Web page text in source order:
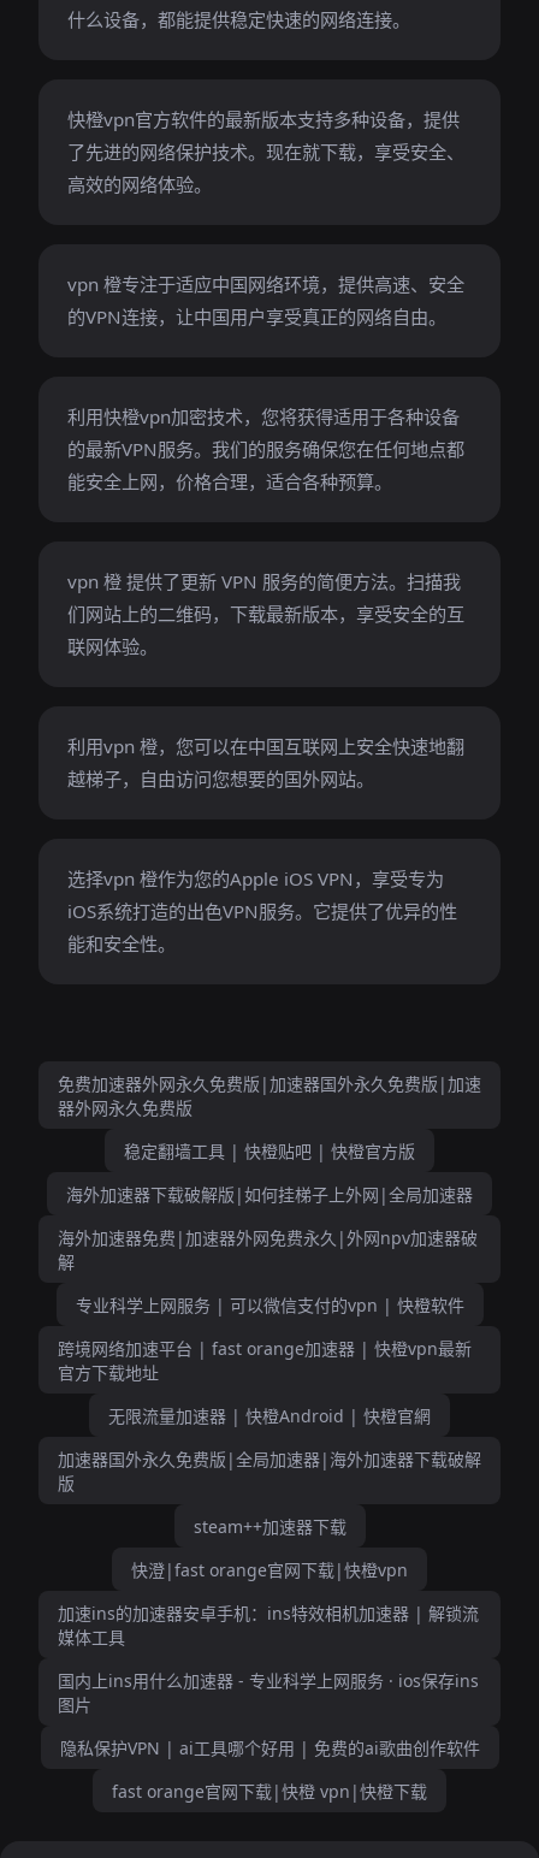
什么设备，都能提供稳定快速的网络连接。
快橙vpn官方软件的最新版本支持多种设备，提供
了先进的网络保护技术。现在就下载，享受安全、
高效的网络体验。
vpn 橙专注于适应中国网络环境，提供高速、安全
的VPN连接，让中国用户享受真正的网络自由。
利用快橙vpn加密技术，您将获得适用于各种设备
的最新VPN服务。我们的服务确保您在任何地点都
能安全上网，价格合理，适合各种预算。
vpn 橙 提供了更新 VPN 服务的简便方法。扫描我
们网站上的二维码，下载最新版本，享受安全的互
联网体验。
利用vpn 橙，您可以在中国互联网上安全快速地翻
越梯子，自由访问您想要的国外网站。
选择vpn 橙作为您的Apple iOS VPN，享受专为
iOS系统打造的出色VPN服务。它提供了优异的性
能和安全性。
免费加速器外网永久免费版|加速器国外永久免费版|加速
器外网永久免费版
稳定翻墙工具 | 快橙贴吧 | 快橙官方版
海外加速器下载破解版|如何挂梯子上外网|全局加速器
海外加速器免费|加速器外网免费永久|外网npv加速器破
解
专业科学上网服务 | 可以微信支付的vpn | 快橙软件
跨境网络加速平台 | fast orange加速器 | 快橙vpn最新
官方下载地址
无限流量加速器 | 快橙Android | 快橙官網
加速器国外永久免费版|全局加速器|海外加速器下载破解
版
steam++加速器下载
快澄|fast orange官网下载|快橙vpn
加速ins的加速器安卓手机：ins特效相机加速器 | 解锁流
媒体工具
国内上ins用什么加速器 - 专业科学上网服务 · ios保存ins
图片
隐私保护VPN | ai工具哪个好用 | 免费的ai歌曲创作软件
fast orange官网下载|快橙 vpn|快橙下载